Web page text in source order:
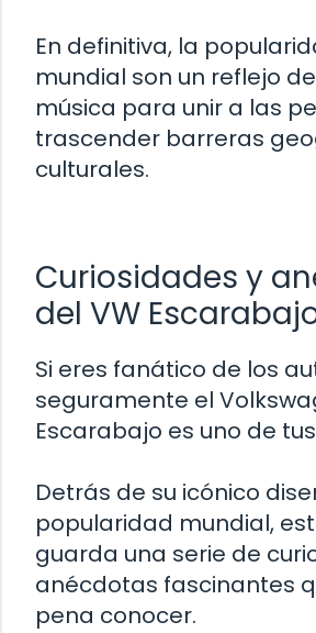
En definitiva, la
mundial son un reflejo
música para unir a las
trascender barreras
culturales.
Curiosidades y
del VW
Si eres fanático de los
seguramente el
Escarabajo es uno de
Detrás de su icónico
popularidad mundial,
guarda una serie de
anécdotas fascinantes
pena conocer.